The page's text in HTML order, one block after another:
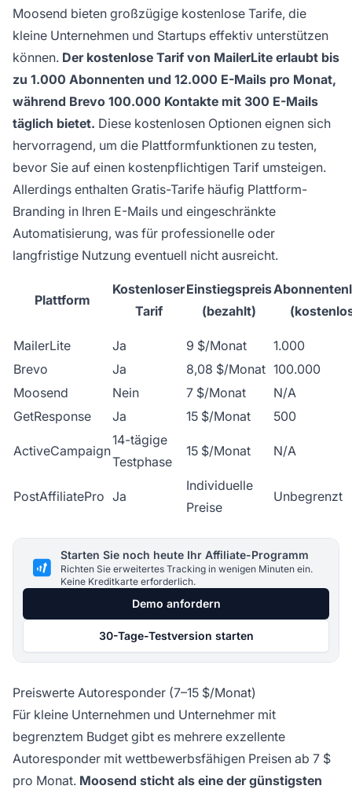
Moosend bieten großzügige kostenlose Tarife, die
kleine Unternehmen und Startups effektiv unterstützen
können. Der kostenlose Tarif von MailerLite erlaubt bis
zu 1.000 Abonnenten und 12.000 E-Mails pro Monat,
während Brevo 100.000 Kontakte mit 300 E-Mails
täglich bietet. Diese kostenlosen Optionen eignen sich
hervorragend, um die Plattformfunktionen zu testen,
bevor Sie auf einen kostenpflichtigen Tarif umsteigen.
Allerdings enthalten Gratis-Tarife häufig Plattform-
Branding in Ihren E-Mails und eingeschränkte
Automatisierung, was für professionelle oder
langfristige Nutzung eventuell nicht ausreicht.
Plattform
Kostenloser
Tarif
Einstiegspreis
(bezahlt)
MailerLite Ja 9 $/Monat
1.000
Brevo
Ja 8,08 $/Monat 100.000
Moosend
Nein 7 $/Monat
N/A
GetResponse
Ja 15 $/Monat 500
ActiveCampaign
14-tägige
Testphase
15 $/Monat N/A
PostAffiliatePro Ja
Individuelle
Preise
Unbegrenzt
Starten Sie noch heute Ihr Affiliate-Programm
Richten Sie erweitertes Tracking in wenigen Minuten ein.
Keine Kreditkarte erforderlich.
Demo anfordern
30-Tage-Testversion starten
Preiswerte Autoresponder (7–15 $/Monat)
Für kleine Unternehmen und Unternehmer mit
begrenztem Budget gibt es mehrere exzellente
Autoresponder mit wettbewerbsfähigen Preisen ab 7 $
pro Monat. Moosend sticht als eine der günstigsten